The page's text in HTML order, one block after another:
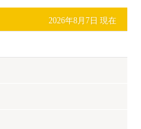
2026年8月7日 現在